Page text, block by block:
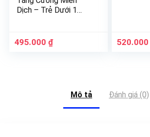
Dịch – Trẻ Dưới 1
495.000 ₫ 520.000
Mô tả Đánh giá (0)